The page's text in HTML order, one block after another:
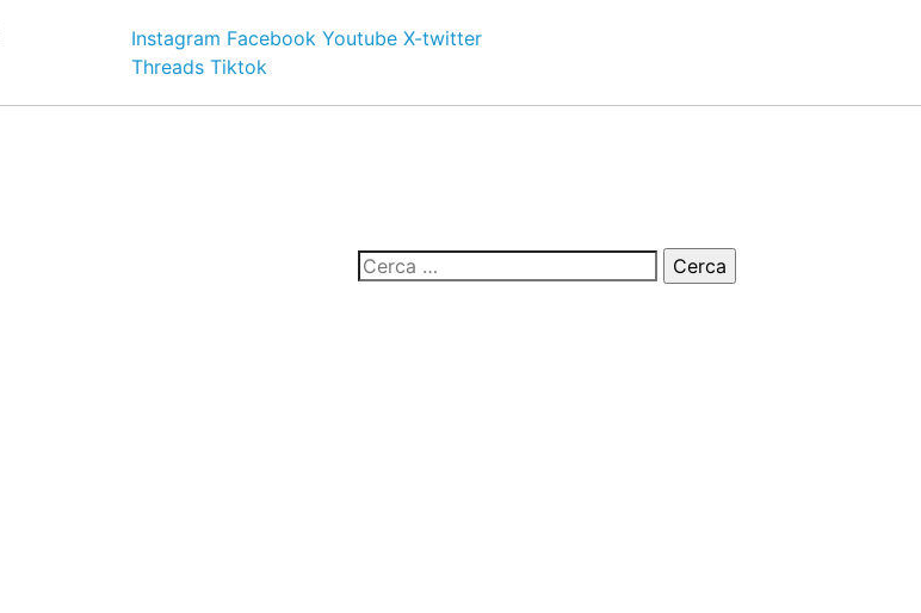
Instagram Facebook Youtube X-twitter
Threads Tiktok